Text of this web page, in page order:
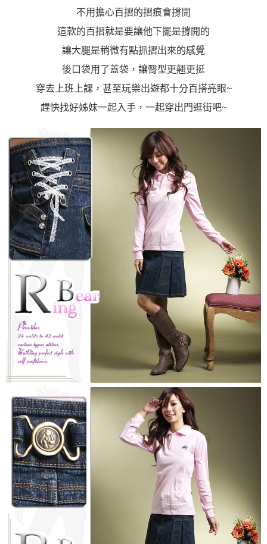
「AFTEE先享後付」，若未經同意申辦者引起之損失，本公司不負相關責
４．使用「AFTEE先享後付」時，將依據個別帳號之用戶狀況，依本公司即
時審查核予不同之上限額度；若仍有額度不足之情形，本公司將視審查結果
５．嚴禁一人註冊多個帳號或使用他人資訊註冊。若發現惡意使用之情形，
不用擔心百摺的摺痕會撐開
這款的百摺就是要讓他下擺是撐開的
讓大腿是稍微有點抓摺出來的感覺
後口袋用了蓋袋，讓臀型更翹更挺
穿去上班上課，甚至玩樂出遊都十分百搭亮眼~
趕快找好姊妹一起入手，一起穿出門逛街吧~